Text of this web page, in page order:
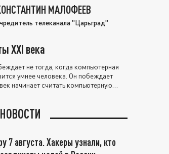
МАЛОФЕЕВ
телеканала "Царьград"
XXI века
не тогда, когда компьютерная
умнее человека. Он побеждает
начинает считать компьютерную
7 августа. Хакеры узнали, кто